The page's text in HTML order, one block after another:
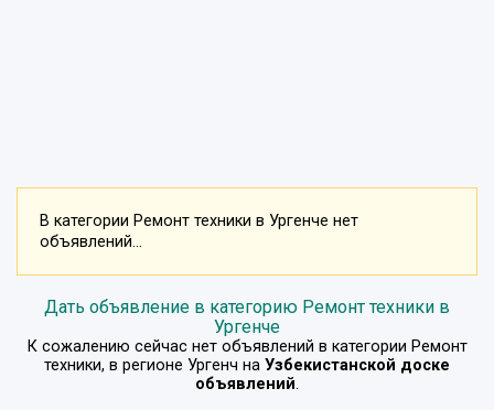
В категории Ремонт техники в Ургенче нет
объявлений...
Дать объявление в категорию Ремонт техники в
Ургенче
К сожалению сейчас нет объявлений в категории Ремонт
техники, в регионе Ургенч на Узбекистанской доске
объявлений.